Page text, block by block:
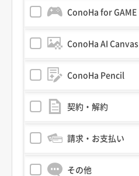
ConoHa for GAME
ConoHa AI Canvas
ConoHa Pencil
契約・解約
請求・お支払い
その他